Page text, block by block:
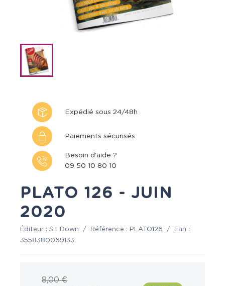
Expédié sous 24/48h
Paiements sécurisés
Besoin d'aide ?
09 50 10 80 10
PLATO 126 - JUIN
2020
Éditeur : Sit Down / Référence : PLATO126 /
Ean :
3558380069133
8,00 €